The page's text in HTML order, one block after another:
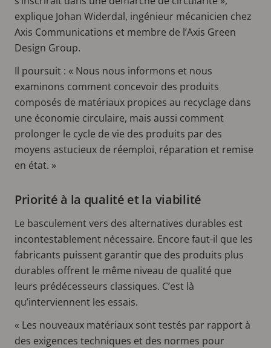
explique Johan Widerdal, ingénieur mécanicien chez
Axis Communications et membre de l’Axis Green
Design Group.
Il poursuit : « Nous nous informons et nous
examinons comment concevoir des produits
composés de matériaux propices au recyclage dans
une économie circulaire, mais aussi comment
prolonger le cycle de vie des produits par des
moyens astucieux de réemploi, réparation et remise
en état. »
Priorité à la qualité et la viabilité
Le basculement vers des alternatives durables est
incontestablement nécessaire. Encore faut-il que les
fabricants puissent garantir que des produits plus
durables offrent le même niveau de qualité que
leurs prédécesseurs classiques. C’est là
qu’interviennent les essais.
« Les nouveaux matériaux sont testés par rapport à
des exigences techniques et des normes pour